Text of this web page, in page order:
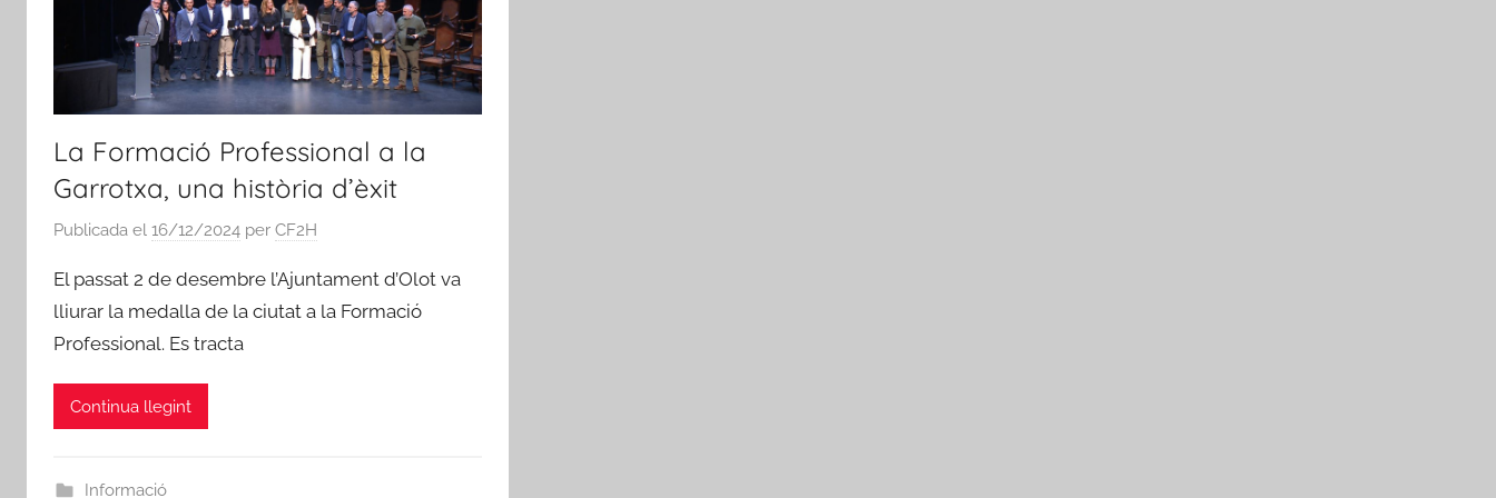
La Formació Professional a la
Garrotxa, una història d’èxit
Publicada el 16/12/2024 per CF2H
El passat 2 de desembre l’Ajuntament d’Olot va
lliurar la medalla de la ciutat a la Formació
Professional. Es tracta
Continua llegint
Informació